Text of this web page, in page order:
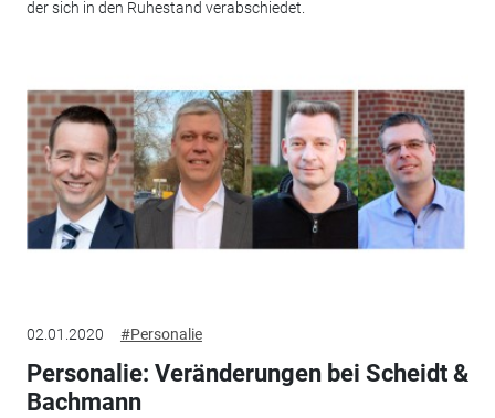
der sich in den Ruhestand verabschiedet.
02.01.2020 #Personalie
Personalie: Veränderungen bei Scheidt &
Bachmann